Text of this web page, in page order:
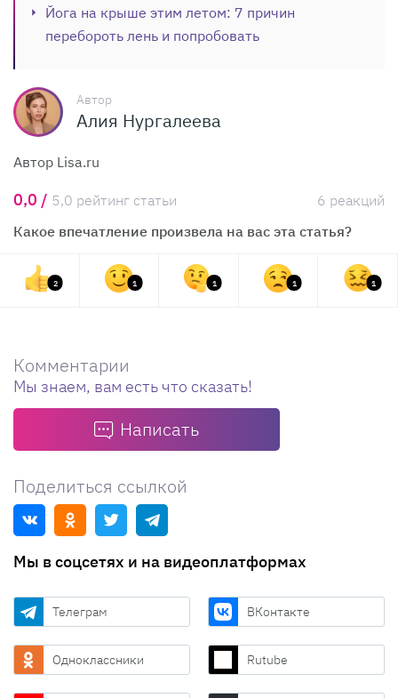
Йога на крыше этим летом: 7 причин
перебороть лень и попробовать
Автор
Алия Нургалеева
Автор Lisa.ru
0,0 / 5,0 рейтинг статьи
6 реакций
Какое впечатление произвела на вас эта статья?
2 1 1 1 1
Комментарии
Мы знаем, вам есть что сказать!
Написать
Поделиться ссылкой
Мы в соцсетях и на видеоплатформах
Телеграм ВКонтакте
Одноклассники Rutube